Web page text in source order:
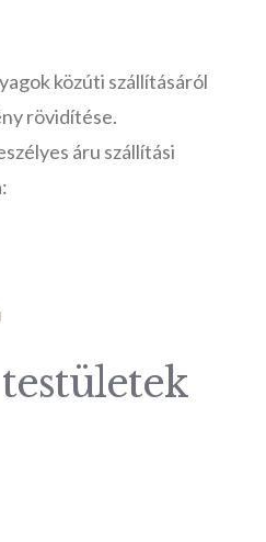
közúti szállításáról
rövidítése.
áru szállítási